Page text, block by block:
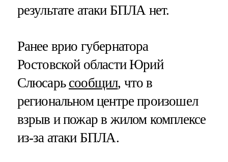
результате атаки БПЛА нет.
Ранее врио губернатора
Ростовской области Юрий
Слюсарь сообщил, что в
региональном центре произошел
взрыв и пожар в жилом комплексе
из-за атаки БПЛА.